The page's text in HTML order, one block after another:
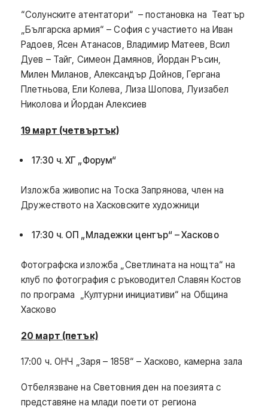
“Солунските атентатори“ – постановка на Театър
„Българска армия“ – София с участието на Иван
Радоев, Ясен Атанасов, Владимир Матеев, Всил
Дуев – Тайг, Симеон Дамянов, Йордан Ръсин,
Милен Миланов, Александър Дойнов, Гергана
Плетньова, Ели Колева, Лиза Шопова, Луизабел
Николова и Йордан Алексиев
19 март (четвъртък)
17:30 ч. ХГ „Форум“
Изложба живопис на Тоска Запрянова, член на
Дружеството на Хасковските художници
17:30 ч. ОП „Младежки център“ – Хасково
Фотографска изложба „Светлината на нощта“ на
клуб по фотография с ръководител Славян Костов
по програма „Културни инициативи“ на Община
Хасково
20 март (петък)
17:00 ч. ОНЧ „Заря – 1858“ – Хасково, камерна зала
Отбелязване на Световния ден на поезията с
представяне на млади поети от региона